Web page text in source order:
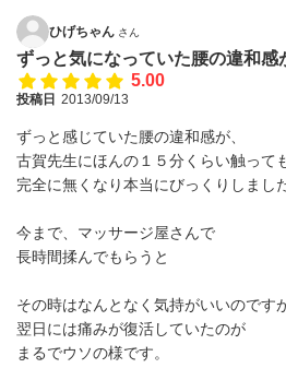
ひげちゃん さん
ずっと気になっていた腰の違和感
5.00
投稿日 2013/09/13
ずっと感じていた腰の違和感が、
古賀先生にほんの１５分くらい触って
完全に無くなり本当にびっくりしまし
今まで、マッサージ屋さんで
長時間揉んでもらうと
その時はなんとなく気持がいいのです
翌日には痛みが復活していたのが
まるでウソの様です。